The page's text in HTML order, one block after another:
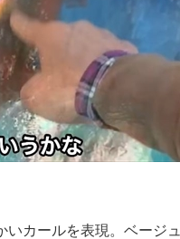
カールを表現。ベージ